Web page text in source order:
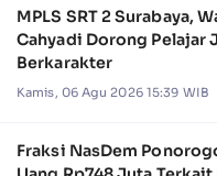
MPLS SRT 2 Surabaya,
Cahyadi Dorong Pelajar
Berkarakter
Kamis, 06 Agu 2026 15:39 WIB
Fraksi NasDem